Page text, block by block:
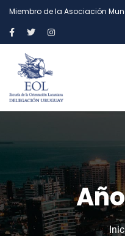
Miembro de la Asociación